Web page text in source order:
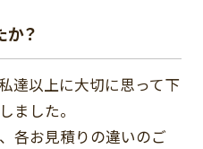
？
達以上に大切に思って下
ました。
各お見積りの違いのご